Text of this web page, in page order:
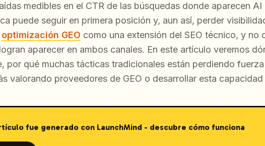
medibles en el CTR de las búsquedas donde aparecen
puede seguir en primera posición y, aun así, perder
optimización GEO como una extensión del SEO técnico, y no
aparecer en ambos canales. En este artículo veremos
por qué muchas tácticas tradicionales están perdiendo
valorando proveedores de GEO o desarrollar esta
fue generado con LaunchMind - descubre cómo funciona